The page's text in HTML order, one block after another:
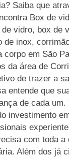
Saiba que
Box de
vidro, box de
de inox,
corpo em São
da área de
de trazer a
entende que
de cada um.
investimento
com toda a
Além dos já